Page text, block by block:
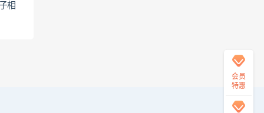
相
会员
特惠
装
板
服
务